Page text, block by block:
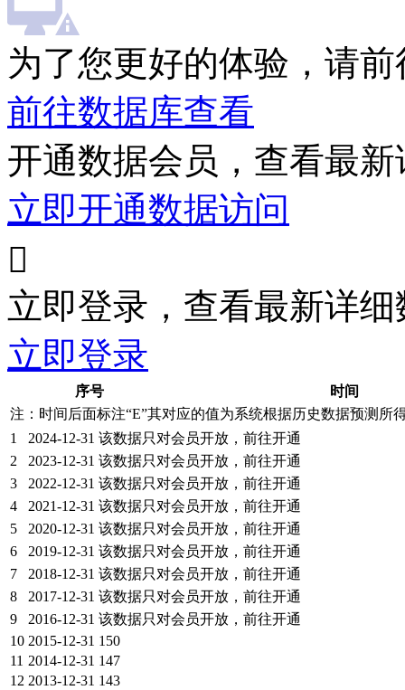
为了您更好的体验，请
前往数据库查看
开通数据会员，查看最
立即开通数据访问

立即登录，查看最新详细
立即登录
序号
时间
注：时间后面标注“E”其对应的值为系统根据历史数据预测所
1
2024-12-31 该数据只对会员开放，前往开通
2
2023-12-31 该数据只对会员开放，前往开通
3
2022-12-31 该数据只对会员开放，前往开通
4
2021-12-31 该数据只对会员开放，前往开通
5
2020-12-31 该数据只对会员开放，前往开通
6
2019-12-31 该数据只对会员开放，前往开通
7
2018-12-31 该数据只对会员开放，前往开通
8
2017-12-31 该数据只对会员开放，前往开通
9
2016-12-31 该数据只对会员开放，前往开通
10 2015-12-31 150
11 2014-12-31 147
12 2013-12-31 143